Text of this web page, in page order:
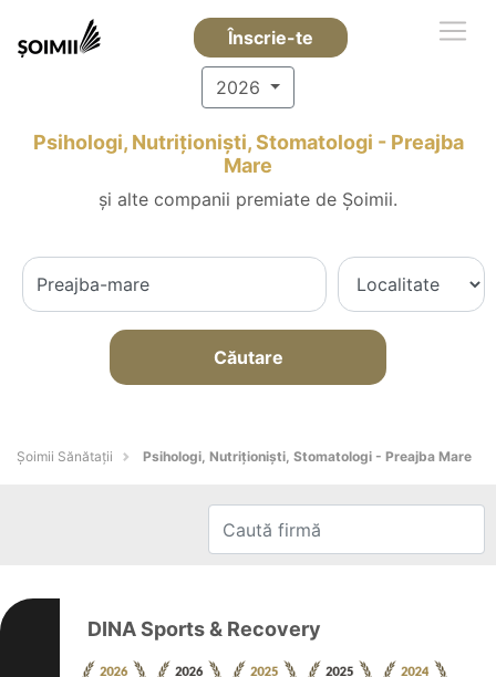
Înscrie-te
2026
Psihologi, Nutriționiști, Stomatologi - Preajba
Mare
și alte companii premiate de Șoimii.
Căutare
Şoimii Sănătații Psihologi, Nutriționiști, Stomatologi - Preajba Mare
DINA Sports & Recovery